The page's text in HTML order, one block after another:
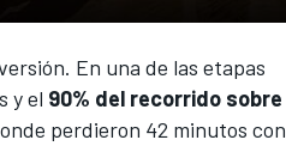
En una de las etapas
y el 90% del recorrido sobre
perdieron 42 minutos con